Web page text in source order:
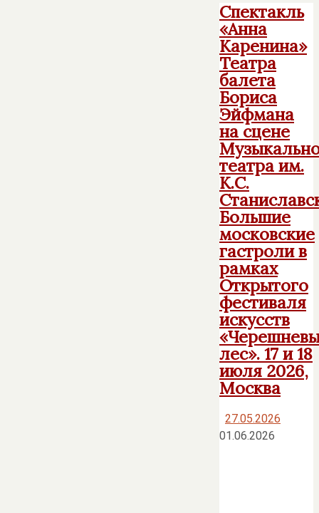
Спектакль
«Анна
Каренина»
Театра
балета
Бориса
Эйфмана
на сцене
театра им.
К.С.
Большие
московские
гастроли в
рамках
Открытого
фестиваля
искусств
лес». 17 и 18
июля 2026,
Москва
27.05.2026
01.06.2026